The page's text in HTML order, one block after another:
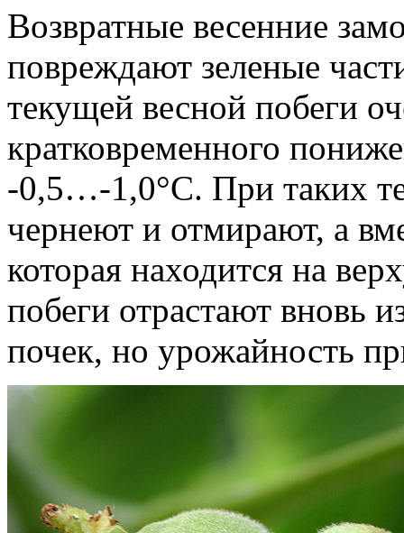
Возвратные весенние
повреждают зеленые
текущей весной побеги
кратковременного
-0,5…-1,0°С. При таких
чернеют и отмирают, а
которая находится на
побеги отрастают вновь
почек, но урожайность